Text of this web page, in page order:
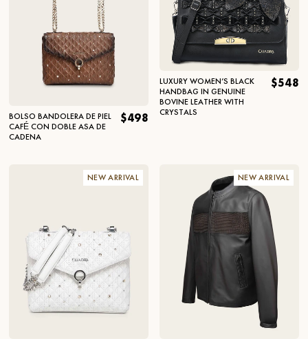
BOLSO BANDOLERA DE PIEL
CAFÉ CON DOBLE ASA DE
CADENA
$498
LUXURY WOMEN’S BLACK
HANDBAG IN GENUINE
BOVINE LEATHER WITH
CRYSTALS
$548
NEW ARRIVAL NEW ARRIVAL